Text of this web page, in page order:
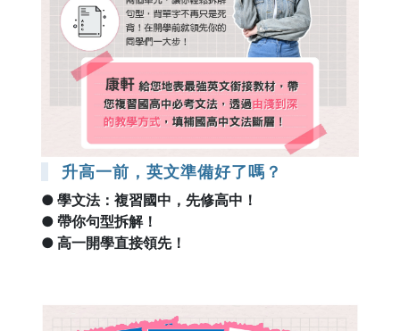
升高一前，英文準備好了嗎？
● 學文法：複習國中，先修高中！
● 帶你句型拆解！
● 高一開學直接領先！